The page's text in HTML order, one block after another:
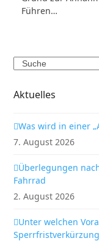
Führen…
Search
Aktuelles
Was wird in einer
7. August 2026
Überlegungen
Fahrrad
2. August 2026
Unter welchen